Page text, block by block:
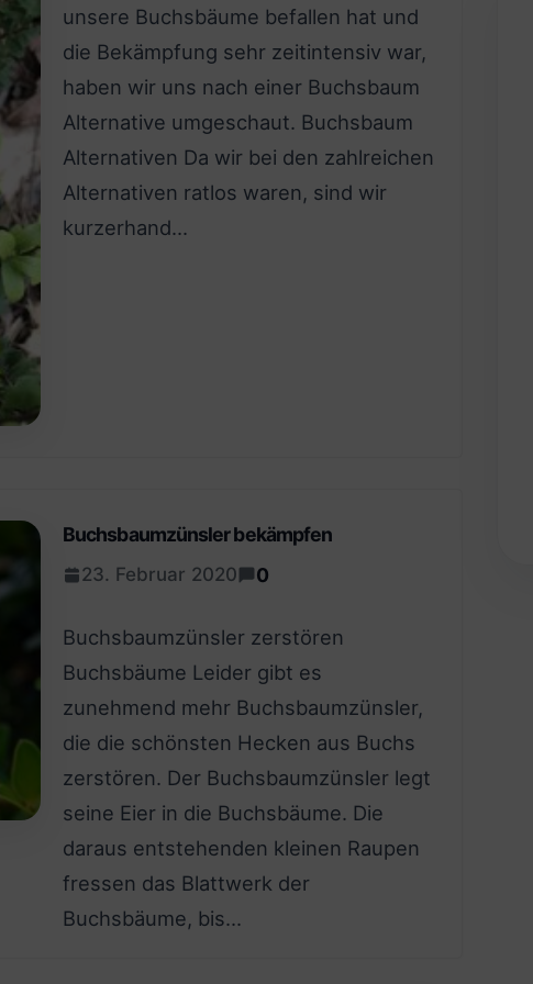
unsere Buchsbäume befallen hat und
die Bekämpfung sehr zeitintensiv war,
haben wir uns nach einer Buchsbaum
Alternative umgeschaut. Buchsbaum
Alternativen Da wir bei den zahlreichen
Alternativen ratlos waren, sind wir
kurzerhand…
Buchsbaumzünsler bekämpfen
23. Februar 2020 0
Buchsbaumzünsler zerstören
Buchsbäume Leider gibt es
zunehmend mehr Buchsbaumzünsler,
die die schönsten Hecken aus Buchs
zerstören. Der Buchsbaumzünsler legt
seine Eier in die Buchsbäume. Die
daraus entstehenden kleinen Raupen
fressen das Blattwerk der
Buchsbäume, bis…